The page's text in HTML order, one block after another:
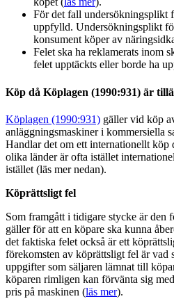
För det fall undersökningsplikt
uppfylld. Undersökningsplikt
konsument köper av
Felet ska ha reklamerats inom
felet upptäckts eller borde ha
Köp då Köplagen (1990:931) är
Köplagen (1990:931) gäller vid köp
anläggningsmaskiner i kommersiella
Handlar det om ett internationellt köp
olika länder är ofta istället
istället (läs mer nedan).
Köprättsligt fel
Som framgått i tidigare stycke är den
gäller för att en köpare ska kunna
det faktiska felet också är ett
förekomsten av köprättsligt fel är vad
uppgifter som säljaren lämnat till
köparen rimligen kan förvänta sig
pris på maskinen (läs mer).